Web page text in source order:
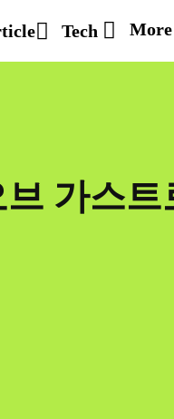
Tech More
가스트